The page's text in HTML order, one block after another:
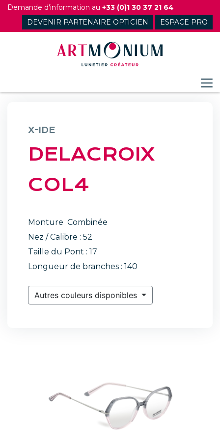
Skip
content
Demande d'information au +33 (0)1 30 37 21 64
DEVENIR PARTENAIRE OPTICIEN
ESPACE PRO
X-IDE
DELACROIX
COL4
Monture Combinée
Nez / Calibre : 52
Taille du Pont : 17
Longueur de branches : 140
Autres couleurs disponibles